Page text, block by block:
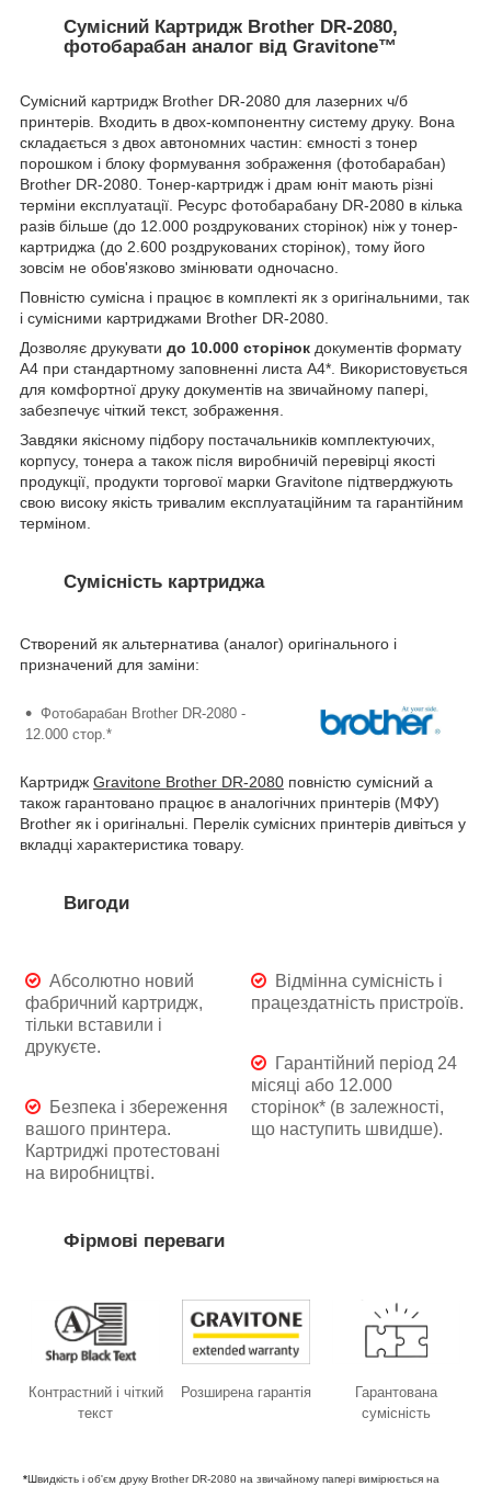
Сумісний Картридж Brother DR-2080,
фотобарабан аналог від Gravitone™
Сумісний картридж Brother DR-2080 для лазерних ч/б
принтерів. Входить в двох-компонентну систему друку. Вона
складається з двох автономних частин: ємності з тонер
порошком і блоку формування зображення (фотобарабан)
Brother DR-2080. Тонер-картридж і драм юніт мають різні
терміни експлуатації. Ресурс фотобарабану DR-2080 в кілька
разів більше (до 12.000 роздрукованих сторінок) ніж у тонер-
картриджа (до 2.600 роздрукованих сторінок), тому його
зовсім не обов'язково змінювати одночасно.
Повністю сумісна і працює в комплекті як з оригінальними, так
і сумісними картриджами Brother DR-2080.
Дозволяє друкувати до 10.000 сторінок документів формату
А4 при стандартному заповненні листа А4*. Використовується
для комфортної друку документів на звичайному папері,
забезпечує чіткий текст, зображення.
Завдяки якісному підбору постачальників комплектуючих,
корпусу, тонера а також після виробничій перевірці якості
продукції, продукти торгової марки Gravitone підтверджують
свою високу якість тривалим експлуатаційним та гарантійним
терміном.
Сумісність картриджа
Створений як альтернатива (аналог) оригінального і
призначений для заміни:
Фотобарабан Brother DR-2080 -
12.000 стор.*
Картридж Gravitone Brother DR-2080 повністю сумісний а
також гарантовано працює в аналогічних принтерів (МФУ)
Brother як і оригінальні. Перелік сумісних принтерів дивіться у
вкладці характеристика товару.
Вигоди
Абсолютно новий
фабричний картридж,
тільки вставили і
друкуєте.
Безпека і збереження
вашого принтера.
Картриджі протестовані
на виробництві.
Відмінна сумісність і
працездатність пристроїв.
Гарантійний період 24
місяці або 12.000
сторінок* (в залежності,
що наступить швидше).
Фірмові переваги
Контрастний і чіткий
текст
Розширена гарантія
Гарантована
сумісність
*Швидкість і об'єм друку Brother DR-2080 на звичайному папері вимірюється на